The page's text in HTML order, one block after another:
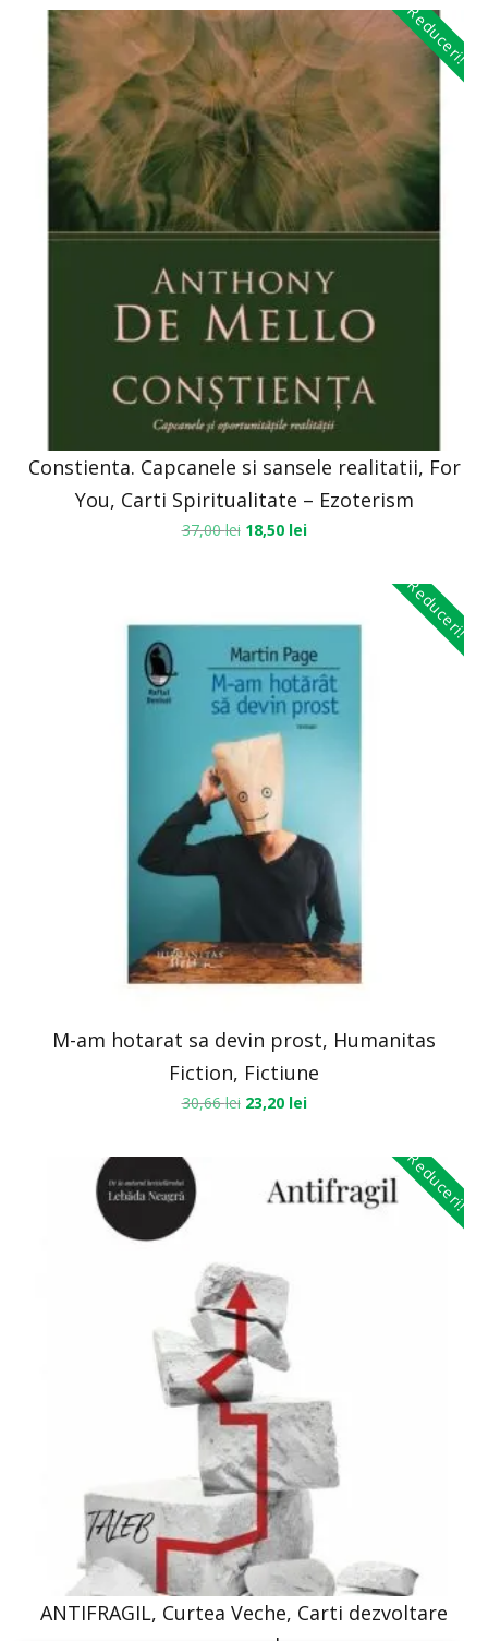
Reduceri!
Constienta. Capcanele si sansele realitatii, For
You, Carti Spiritualitate – Ezoterism
37,00lei 18,50 lei
Reduceri!
M-am hotarat sa devin prost, Humanitas
Fiction, Fictiune
30,66lei 23,20 lei
Reduceri!
ANTIFRAGIL, Curtea Veche, Carti dezvoltare